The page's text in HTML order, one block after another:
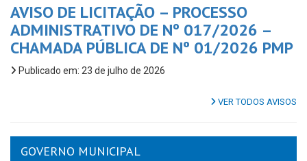
AVISO DE LICITAÇÃO – PROCESSO
ADMINISTRATIVO DE Nº 017/2026 –
CHAMADA PÚBLICA DE Nº 01/2026 PMP
Publicado em: 23 de julho de 2026
VER TODOS AVISOS
GOVERNO MUNICIPAL